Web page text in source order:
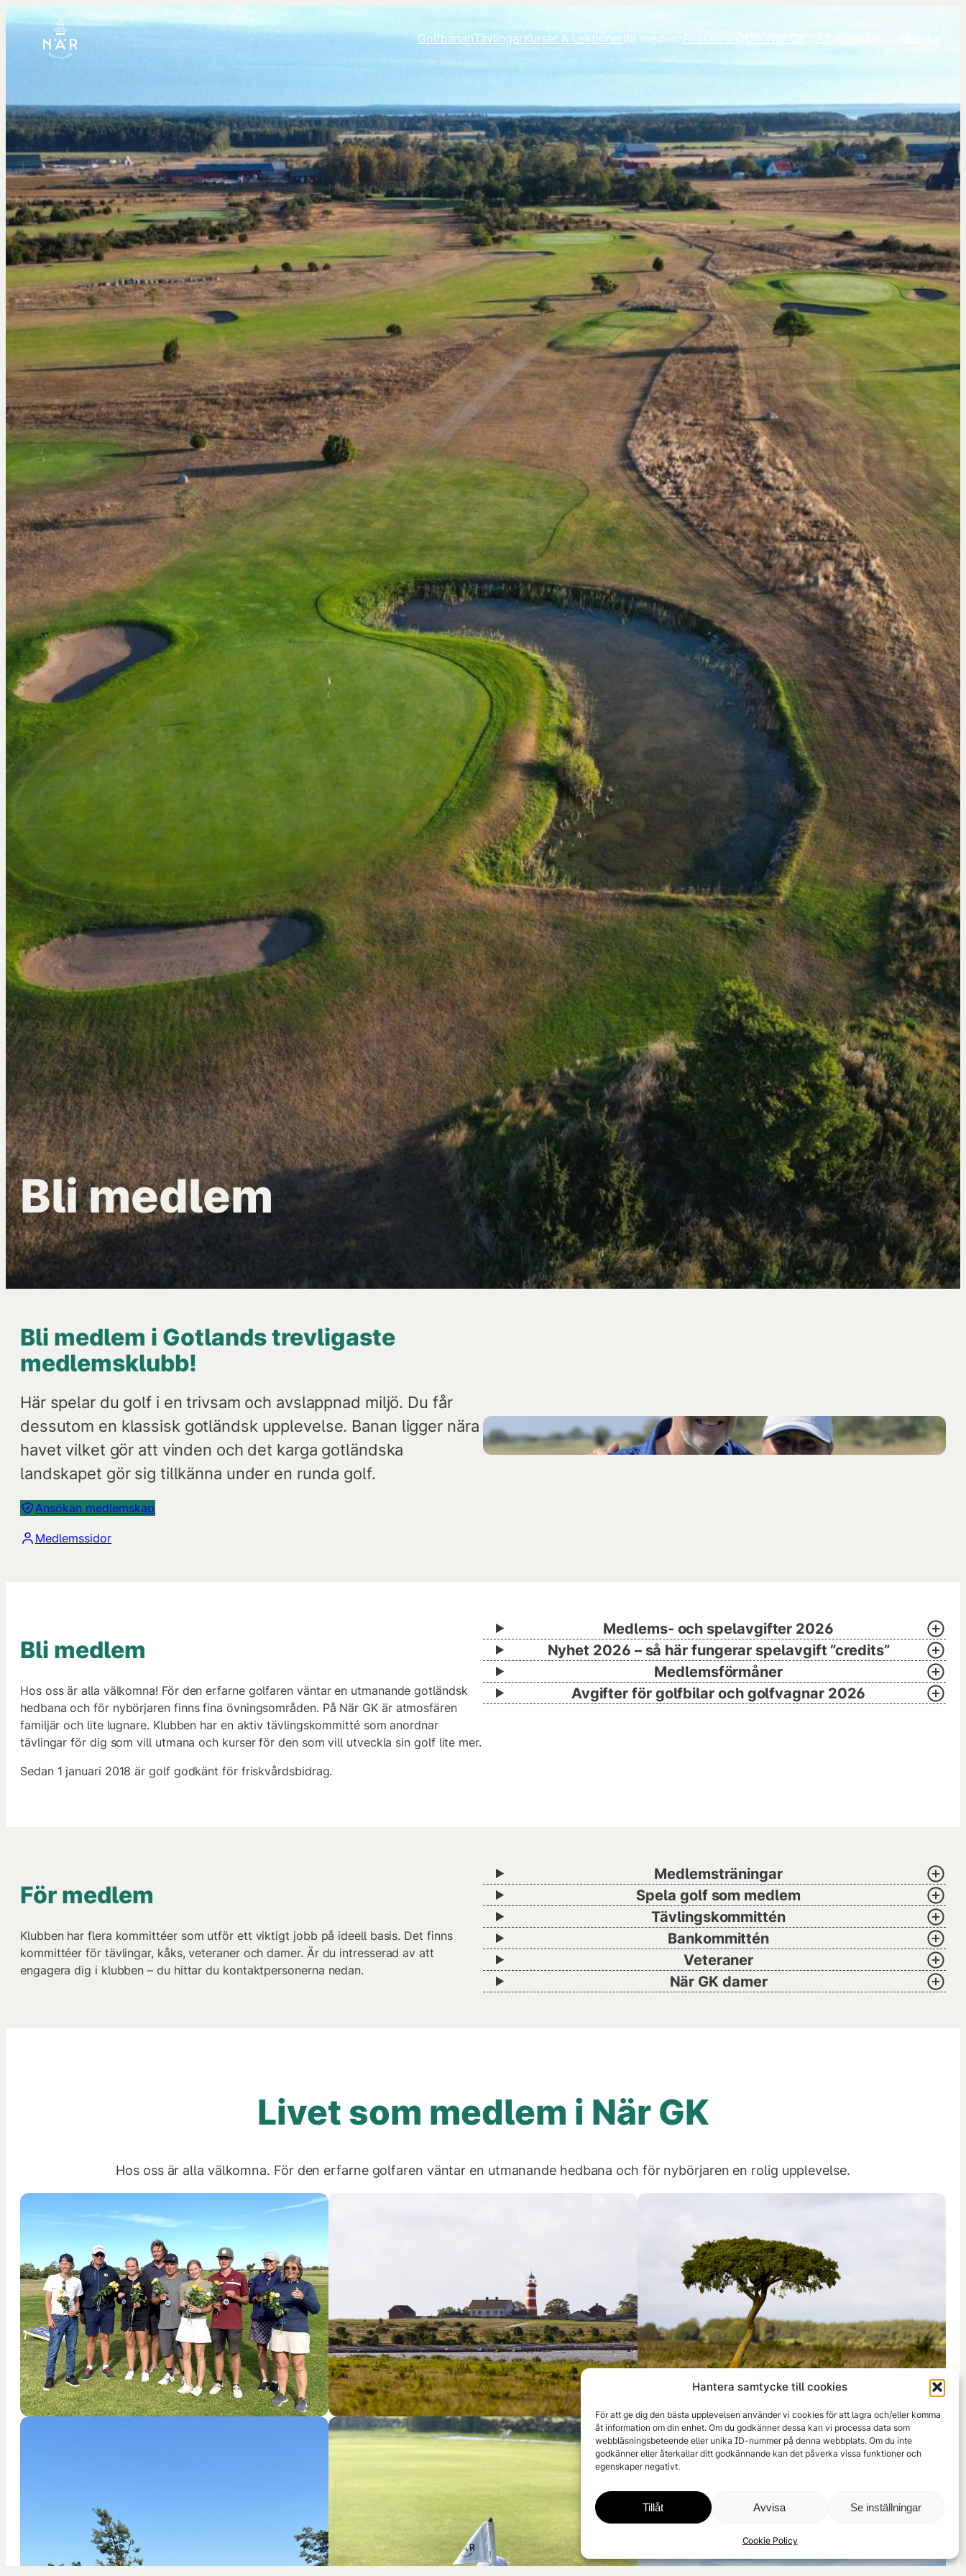
Hantera samtycke till cookies
För att ge dig den bästa upplevelsen använder vi cookies för att lagra och/eller komma
åt information om din enhet. Om du godkänner dessa kan vi processa data som
webbläsningsbeteende eller unika ID-nummer på denna webbplats. Om du inte
godkänner eller återkallar ditt godkännande kan det påverka vissa funktioner och
egenskaper negativt.
Tillåt Avvisa Se inställningar
Cookie Policy
GolfbananTävlingarKurser & LektionerBli medlemRestaurang Om När GK Logga In Boka
Bli medlem
Bli medlem i Gotlands trevligaste
medlemsklubb!
Här spelar du golf i en trivsam och avslappnad miljö. Du får
dessutom en klassisk gotländsk upplevelse. Banan ligger nära
havet vilket gör att vinden och det karga gotländska
landskapet gör sig tillkänna under en runda golf.
Ansökan medlemskap
Medlemssidor
Bli medlem
Hos oss är alla välkomna! För den erfarne golfaren väntar en utmanande gotländsk
hedbana och för nybörjaren finns fina övningsområden. På När GK är atmosfären
familjär och lite lugnare. Klubben har en aktiv tävlingskommitté som anordnar
tävlingar för dig som vill utmana och kurser för den som vill utveckla sin golf lite mer.
Sedan 1 januari 2018 är golf godkänt för friskvårdsbidrag.
Medlems- och spelavgifter 2026
Nyhet 2026 – så här fungerar spelavgift ”credits”
Medlemsförmåner
Avgifter för golfbilar och golfvagnar 2026
För medlem
Klubben har flera kommittéer som utför ett viktigt jobb på ideell basis. Det finns
kommittéer för tävlingar, kåks, veteraner och damer. Är du intresserad av att
engagera dig i klubben – du hittar du kontaktpersonerna nedan.
Medlemsträningar
Spela golf som medlem
Tävlingskommittén
Bankommittén
Veteraner
När GK damer
Livet som medlem i När GK
Hos oss är alla välkomna. För den erfarne golfaren väntar en utmanande hedbana och för nybörjaren en rolig upplevelse.